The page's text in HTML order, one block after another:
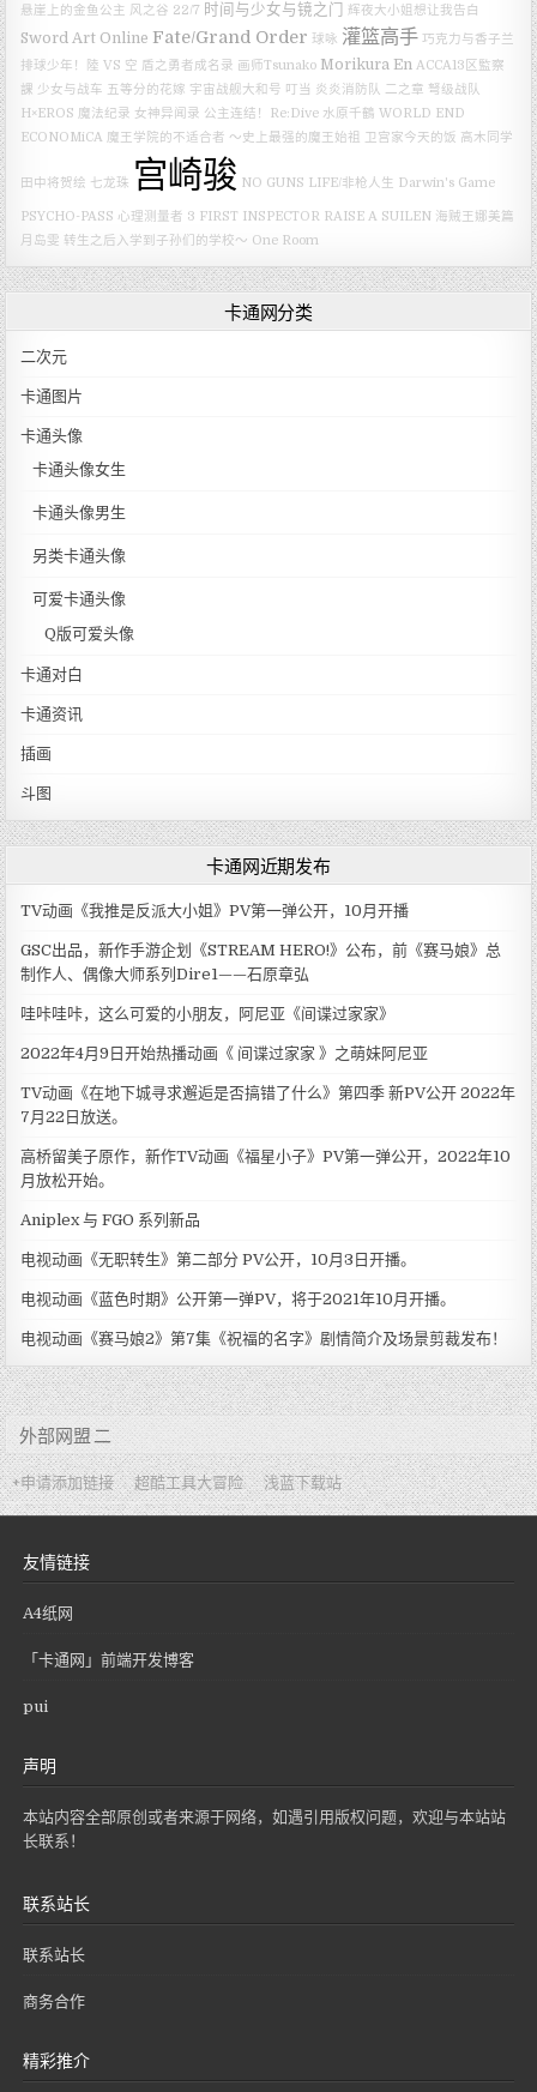
悬崖上的金鱼公主 风之谷 22/7 时间与少女与镜之门 辉夜大小姐想让我告白
Sword Art Online Fate/Grand Order 球咏 灌篮高手 巧克力与香子兰
排球少年！陸 VS 空 盾之勇者成名录 画师Tsunako Morikura En ACCA13区監察
課 少女与战车 五等分的花嫁 宇宙战舰大和号 叮当 炎炎消防队 二之章 弩级战队
H×EROS 魔法纪录 女神异闻录 公主连结！Re:Dive 水原千鶴 WORLD END
ECONOMiCA 魔王学院的不适合者 ～史上最强的魔王始祖 卫宫家今天的饭 高木同学
田中将贺绘 七龙珠 宫崎骏 NO GUNS LIFE/非枪人生 Darwin's Game
PSYCHO-PASS 心理测量者 3 FIRST INSPECTOR RAISE A SUILEN 海贼王娜美篇
月岛雯 转生之后入学到子孙们的学校～ One Room
卡通网分类
二次元
卡通图片
卡通头像
卡通头像女生
卡通头像男生
另类卡通头像
可爱卡通头像
Q版可爱头像
卡通对白
卡通资讯
插画
斗图
卡通网近期发布
TV动画《我推是反派大小姐》PV第一弹公开，10月开播
GSC出品，新作手游企划《STREAM HERO!》公布，前《赛马娘》总
制作人、偶像大师系列Dire1——石原章弘
哇咔哇咔，这么可爱的小朋友，阿尼亚《间谍过家家》
2022年4月9日开始热播动画《 间谍过家家 》之萌妹阿尼亚
TV动画《在地下城寻求邂逅是否搞错了什么》第四季 新PV公开 2022年
7月22日放送。
高桥留美子原作，新作TV动画《福星小子》PV第一弹公开，2022年10
月放松开始。
Aniplex 与 FGO 系列新品
电视动画《无职转生》第二部分 PV公开，10月3日开播。
电视动画《蓝色时期》公开第一弹PV，将于2021年10月开播。
电视动画《赛马娘2》第7集《祝福的名字》剧情简介及场景剪裁发布！
外部网盟 二
+申请添加链接 超酷工具大冒险 浅蓝下载站
友情链接
A4纸网
「卡通网」前端开发博客
pui
声明
本站内容全部原创或者来源于网络，如遇引用版权问题，欢迎与本站站
长联系！
联系站长
联系站长
商务合作
精彩推介